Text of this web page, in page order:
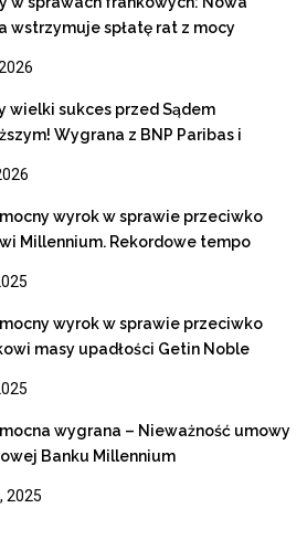
wstrzymuje spłatę rat z mocy
wielki sukces przed Sądem
Wygrana z BNP Paribas i
wyrok w sprawie przeciwko
Millennium. Rekordowe tempo
wyrok w sprawie przeciwko
masy upadłości Getin Noble
wygrana – Nieważność umowy
Banku Millennium
2025